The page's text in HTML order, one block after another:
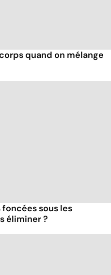
quand on mélange
sous les
éliminer ?